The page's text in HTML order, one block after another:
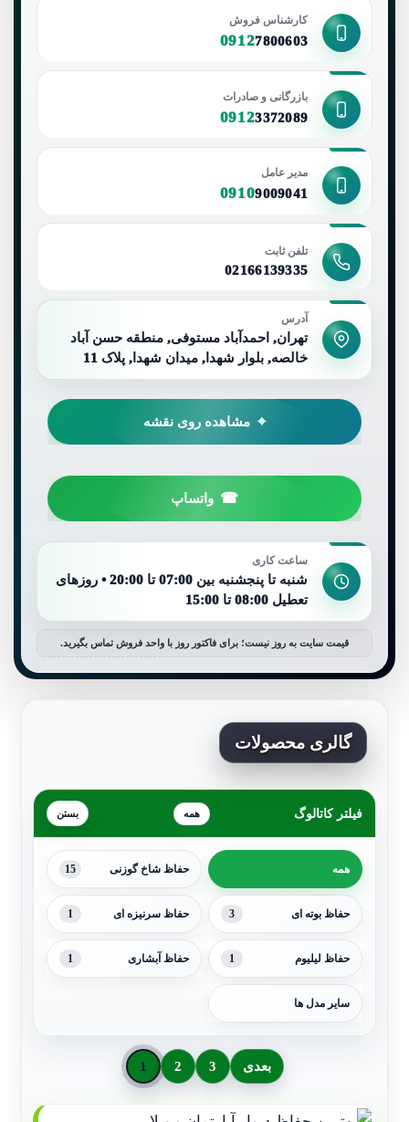
کارشناس فروش
09127800603
بازرگانی و صادرات
09123372089
مدیر عامل
09109009041
تلفن ثابت
02166139335
آدرس
تهران, احمدآباد مستوفی, منطقه حسن آباد
خالصه, بلوار شهدا, میدان شهدا, پلاک 11
مشاهده روی نقشه
واتساپ
ساعت کاری
شنبه تا پنجشنبه بین 07:00 تا 20:00 • روزهای
تعطیل 08:00 تا 15:00
قیمت سایت به روز نیست؛ برای فاکتور روز با واحد فروش تماس بگیرید.
گالری محصولات
فیلتر کاتالوگ همه
همه حفاظ شاخ گوزنی 15
حفاظ بوته ای 3 حفاظ سرنیزه ای 1
حفاظ لیلیوم 1 حفاظ آبشاری 1
سایر مدل ها
1 2 3 بعدی